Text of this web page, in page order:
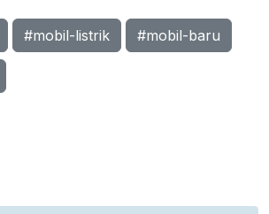
#mobil-listrik #mobil-baru